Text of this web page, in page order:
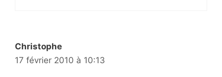
Christophe
17 février 2010 à 10:13